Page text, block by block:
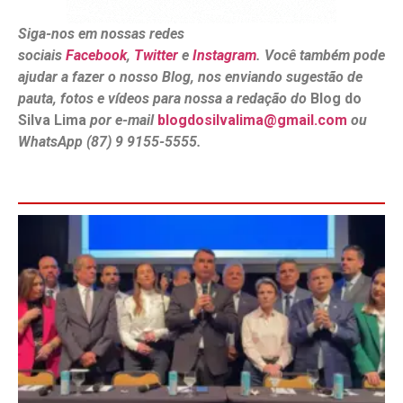
Siga-nos em nossas redes
sociais Facebook, Twitter e Instagram. Você também pode
ajudar a fazer o nosso Blog, nos enviando sugestão de
pauta, fotos e vídeos para nossa a redação do Blog do
Silva Lima por e-mail blogdosilvalima@gmail.com ou
WhatsApp (87) 9 9155-5555.